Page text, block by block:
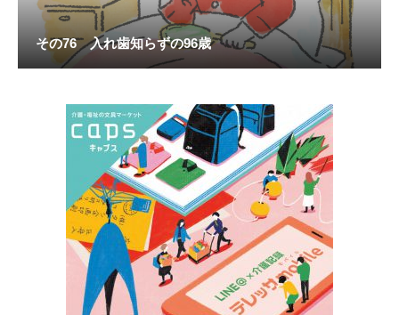
その76 入れ歯知らずの96歳